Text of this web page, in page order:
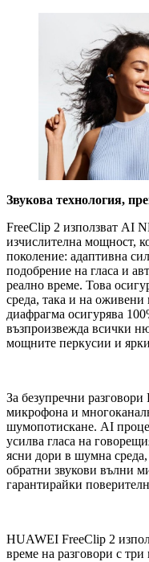
Звукова технология,
FreeClip 2 използват AI
изчислителна мощност,
поколение: адаптивна
подобрение на гласа и
реално време. Това
среда, така и на
диафрагма осигурява
възпроизвежда всички
мощните перкусии и
За безупречни разговори
микрофона и
шумопотискане. AI
усилва гласа на
ясни дори в шумна
обратни звукови вълни
гарантирайки
HUAWEI FreeClip 2
време на разговори с